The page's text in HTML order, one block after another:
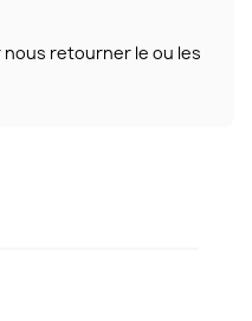
retourner le ou les